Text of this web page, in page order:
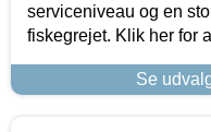
serviceniveau og en
fiskegrejet. Klik her for
Se